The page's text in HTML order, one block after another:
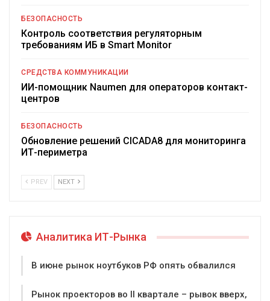
БЕЗОПАСНОСТЬ
Контроль соответствия регуляторным
требованиям ИБ в Smart Monitor
СРЕДСТВА КОММУНИКАЦИИ
ИИ-помощник Naumen для операторов контакт-
центров
БЕЗОПАСНОСТЬ
Обновление решений CICADA8 для мониторинга
ИТ-периметра
PREV NEXT
Аналитика ИТ-Рынка
В июне рынок ноутбуков РФ опять обвалился
Рынок проекторов во II квартале – рывок вверх,